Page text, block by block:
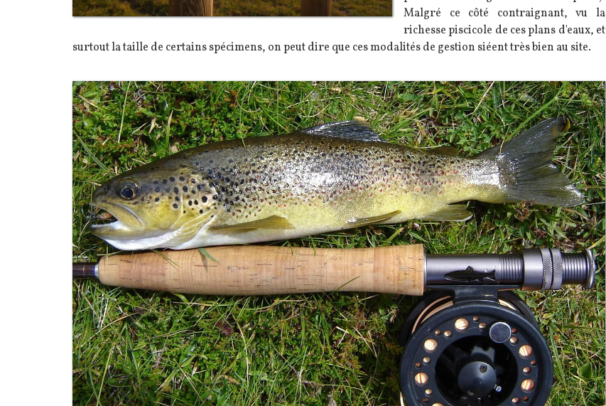
Malgré ce côté contraignant, vu la
richesse piscicole de ces plans d'eaux, et
surtout la taille de certains spécimens, on peut dire que ces modalités de gestion siéent très bien au site.
Image